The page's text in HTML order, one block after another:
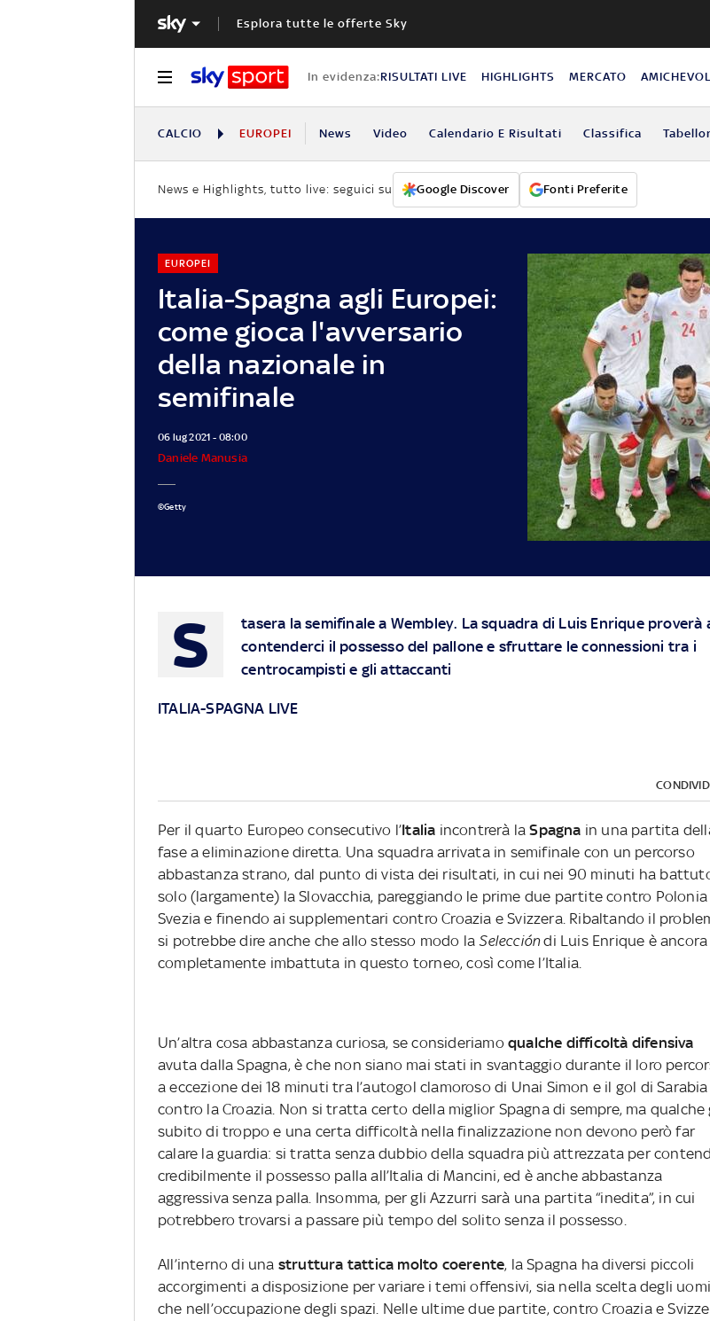
Esplora tutte le offerte Sky
In evidenza:RISULTATI LIVE HIGHLIGHTS MERCATO
CALCIO EUROPEI News Video Calendario E Risultati Classifica
News e Highlights, tutto live: seguici su Google Discover Fonti Preferite
Italia-Spagna agli Europei:
come gioca l'avversario
della nazionale in
semifinale
EUROPEI
06 lug 2021 - 08:00
Daniele Manusia
©Getty
S
tasera la semifinale a Wembley. La squadra di Luis Enrique proverà
contenderci il possesso del pallone e sfruttare le connessioni tra i
centrocampisti e gli attaccanti
ITALIA-SPAGNA LIVE
Per il quarto Europeo consecutivo l’Italia incontrerà laSpagna in una partita
fase a eliminazione diretta. Una squadra arrivata in semifinale con un percorso
abbastanza strano, dal punto di vista dei risultati, in cui nei 90 minuti ha
solo (largamente) la Slovacchia, pareggiando le prime due partite contro Polonia
Svezia e finendo ai supplementari contro Croazia e Svizzera. Ribaltando il
si potrebbe dire anche che allo stesso modo laSeleccióndi Luis Enrique è ancora
completamente imbattuta in questo torneo, così come l’Italia.
Un’altra cosa abbastanza curiosa, se consideriamo qualche difficoltà difensiva
avuta dalla Spagna, è che non siano mai stati in svantaggio durante il loro
a eccezione dei 18 minuti tra l’autogol clamoroso di Unai Simon e il gol di Sarabia
contro la Croazia. Non si tratta certo della miglior Spagna di sempre, ma qualche
subito di troppo e una certa difficoltà nella finalizzazione non devono però far
calare la guardia: si tratta senza dubbio della squadra più attrezzata per
credibilmente il possesso palla all’Italia di Mancini, ed è anche abbastanza
aggressiva senza palla. Insomma, per gli Azzurri sarà una partita “inedita”, in cui
potrebbero trovarsi a passare più tempo del solito senza il possesso.
All’interno di una struttura tattica molto coerente, la Spagna ha diversi piccoli
accorgimenti a disposizione per variare i temi offensivi, sia nella scelta degli
che nell’occupazione degli spazi. Nelle ultime due partite, contro Croazia e